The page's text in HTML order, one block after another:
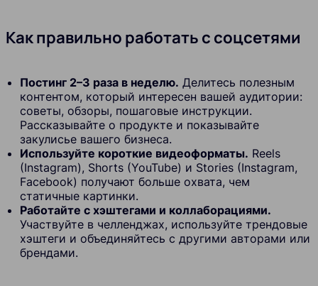
Как правильно работать с соцсетями
Постинг 2–3 раза в неделю. Делитесь полезным
контентом, который интересен вашей аудитории:
советы, обзоры, пошаговые инструкции.
Рассказывайте о продукте и показывайте
закулисье вашего бизнеса.
Используйте короткие видеоформаты. Reels
(Instagram), Shorts (YouTube) и Stories (Instagram,
Facebook) получают больше охвата, чем
статичные картинки.
Работайте с хэштегами и коллаборациями.
Участвуйте в челленджах, используйте трендовые
хэштеги и объединяйтесь с другими авторами или
брендами.